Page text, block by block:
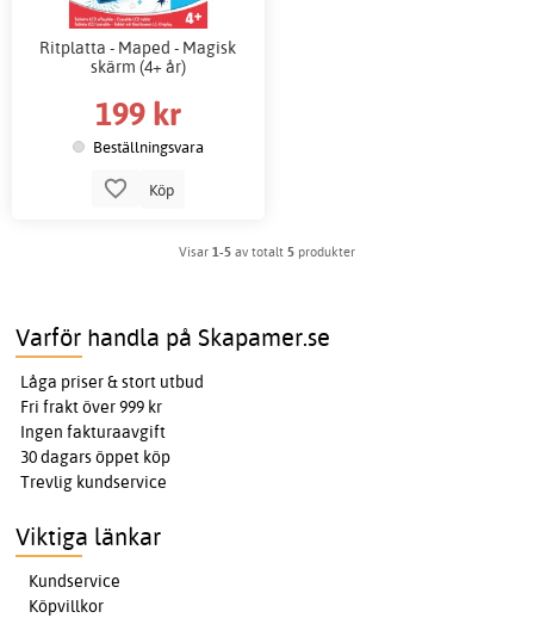
Ritplatta - Maped - Magisk
skärm (4+ år)
199 kr
Beställningsvara
Köp
Visar 1-5 av totalt 5 produkter
Varför handla på Skapamer.se
Låga priser & stort utbud
Fri frakt över 999 kr
Ingen fakturaavgift
30 dagars öppet köp
Trevlig kundservice
Viktiga länkar
Kundservice
Köpvillkor